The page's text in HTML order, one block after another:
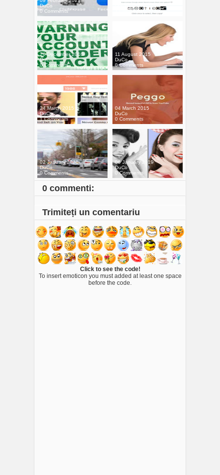
DuCo
0 Comments
2 Comments
26 December 2016
DuCo
0 Comments
11 August 2015
DuCo
0 Comments
24 March 2015
DuCo
1 Comments
04 March 2015
DuCo
0 Comments
02 January 2021
DuCo
0 Comments
06 January 2019
DuCo
0 Comments
0 commenti:
Trimiteți un comentariu
Click to see the code!
To insert emoticon you must added at least one space
before the code.